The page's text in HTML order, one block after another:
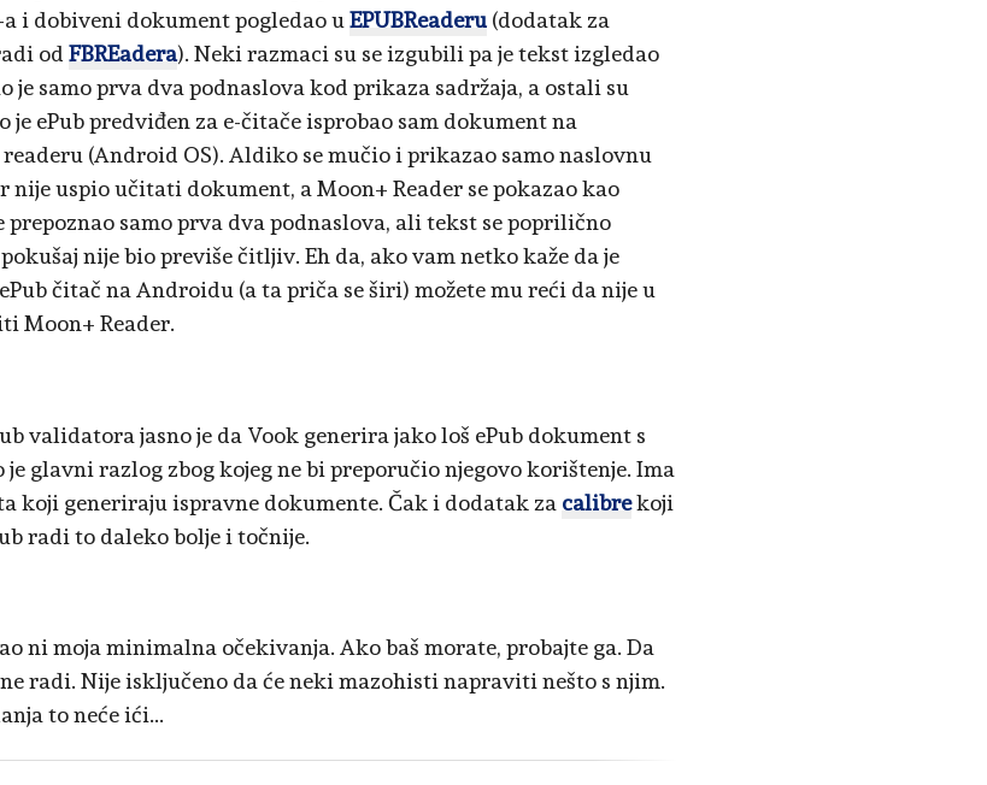
a i dobiveni dokument pogledao u EPUBReaderu (dodatak za
od FBREadera). Neki razmaci su se izgubili pa je tekst izgledao
je samo prva dva podnaslova kod prikaza sadržaja, a ostali su
je ePub predviđen za e-čitače isprobao sam dokument na
(Android OS). Aldiko se mučio i prikazao samo naslovnu
nije uspio učitati dokument, a Moon+ Reader se pokazao kao
prepoznao samo prva dva podnaslova, ali tekst se poprilično
nije bio previše čitljiv. Eh da, ako vam netko kaže da je
čitač na Androidu (a ta priča se širi) možete mu reći da nije u
Moon+ Reader.
validatora jasno je da Vook generira jako loš ePub dokument s
je glavni razlog zbog kojeg ne bi preporučio njegovo korištenje. Ima
koji generiraju ispravne dokumente. Čak i dodatak za calibrekoji
radi to daleko bolje i točnije.
ni moja minimalna očekivanja. Ako baš morate, probajte ga. Da
radi. Nije isključeno da će neki mazohisti napraviti nešto s njim.
to neće ići...